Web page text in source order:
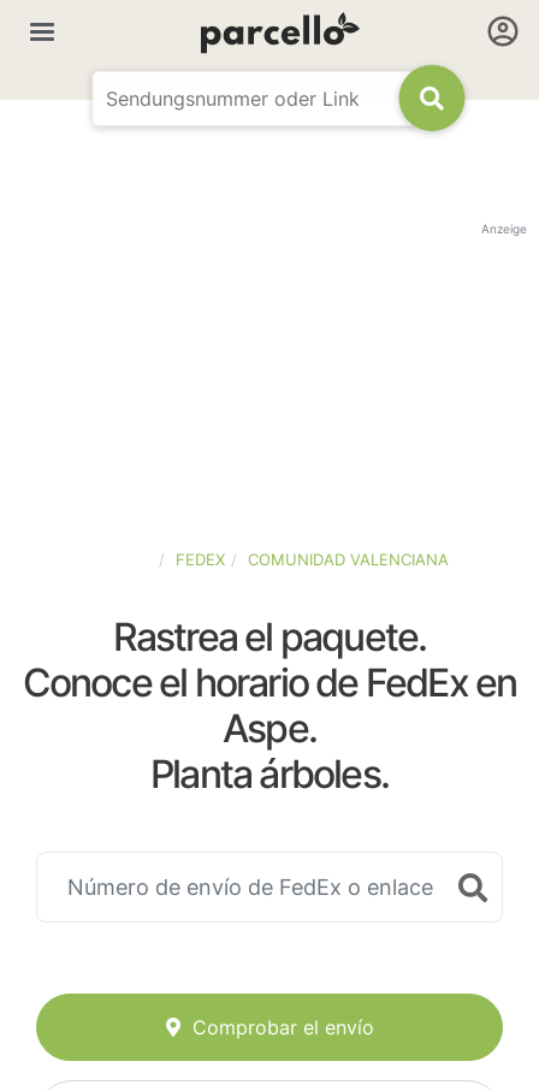
Anzeige
FEDEX COMUNIDAD VALENCIANA
Rastrea el paquete.
Conoce el horario de FedEx en
Aspe.
Planta árboles.
Comprobar el envío